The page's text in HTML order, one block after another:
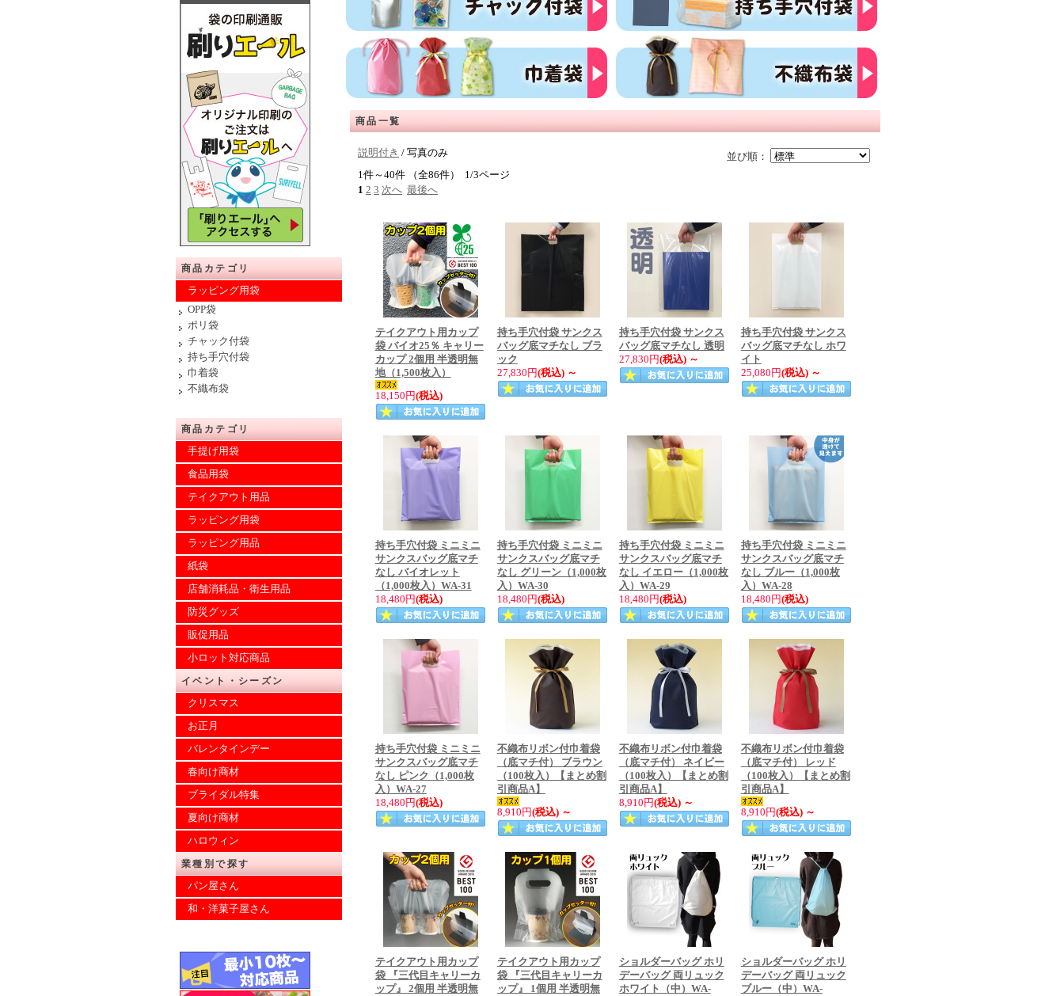
商品カテゴリ
ラッピング用袋
OPP袋
ポリ袋
チャック付袋
持ち手穴付袋
巾着袋
不織布袋
商品カテゴリ
手提げ用袋
食品用袋
テイクアウト用品
ラッピング用袋
ラッピング用品
紙袋
店舗消耗品・衛生用品
防災グッズ
販促用品
小ロット対応商品
イベント・シーズン
クリスマス
お正月
バレンタインデー
春向け商材
ブライダル特集
夏向け商材
ハロウィン
業種別で探す
パン屋さん
和・洋菓子屋さん
商品一覧
並び順：
説明付き / 写真のみ
1件～40件 （全86件） 1/3ページ
1 2 3 次へ 最後へ
テイクアウト用カップ
袋 バイオ25％ キャリー
カップ 2個用 半透明無
地（1,500枚入）
18,150円(税込)
持ち手穴付袋 サンクス
バッグ底マチなし ブラ
ック
27,830円(税込) ～
持ち手穴付袋 サンクス
バッグ底マチなし 透明
27,830円(税込) ～
持ち手穴付袋 サンクス
バッグ底マチなし ホワ
イト
25,080円(税込) ～
持ち手穴付袋 ミニミニ
サンクスバッグ底マチ
なし バイオレット
（1,000枚入）WA-31
18,480円(税込)
持ち手穴付袋 ミニミニ
サンクスバッグ底マチ
なし グリーン（1,000枚
入）WA-30
18,480円(税込)
持ち手穴付袋 ミニミニ
サンクスバッグ底マチ
なし イエロー（1,000枚
入）WA-29
18,480円(税込)
持ち手穴付袋 ミニミニ
サンクスバッグ底マチ
なし ブルー（1,000枚
入）WA-28
18,480円(税込)
持ち手穴付袋 ミニミニ
サンクスバッグ底マチ
なし ピンク（1,000枚
入）WA-27
18,480円(税込)
不織布リボン付巾着袋
（底マチ付） ブラウン
（100枚入）【まとめ割
引商品A】
8,910円(税込) ～
不織布リボン付巾着袋
（底マチ付） ネイビー
（100枚入）【まとめ割
引商品A】
8,910円(税込) ～
不織布リボン付巾着袋
（底マチ付） レッド
（100枚入）【まとめ割
引商品A】
8,910円(税込) ～
テイクアウト用カップ
袋 『三代目キャリーカ
ップ』 2個用 半透明無
テイクアウト用カップ
袋 『三代目キャリーカ
ップ』 1個用 半透明無
ショルダーバッグ ホリ
デーバッグ 両リュック
ホワイト（中）WA-
ショルダーバッグ ホリ
デーバッグ 両リュック
ブルー（中）WA-